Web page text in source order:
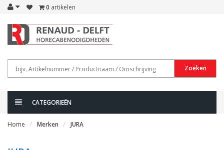
0 artikelen
Zoeken
CATEGORIEËN
Home Merken JURA